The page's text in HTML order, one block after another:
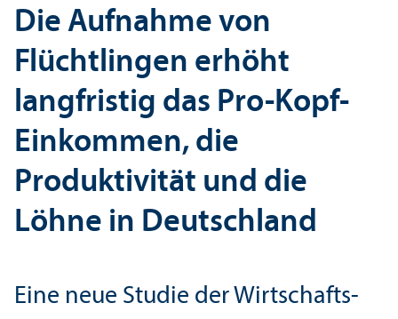
Die Aufnahme von
Flüchtlingen erhöht
langfristig das Pro-Kopf-
Einkommen, die
Produktivität und die
Löhne in Deutschland
Eine neue Studie der Wirtschafts­